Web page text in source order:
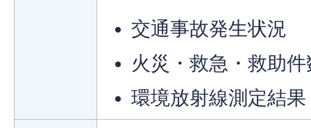
交通事故発生状況
火災・救急・救助件
環境放射線測定結果